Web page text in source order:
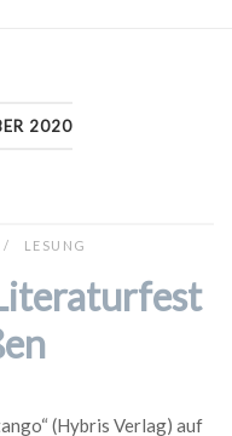
2020
LESUNG
(Hybris Verlag) auf